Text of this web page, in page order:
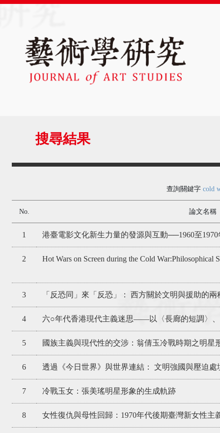
搜尋結果
查詢關鍵字 cold
No. 論文名稱
1 港臺電影文化新生力量的發源與互動──1960至1970
2 Hot Wars on Screen during the Cold War:Philosophical
3 「反恐同」來「反恐」： 西方關於文明與援助的兩
4 六○年代香港現代主義迷思——以〈長廊的短調〉
5 國族主義與現代性的交涉：翁倩玉冷戰時期之明星
6 透過《今日世界》與世界連結： 文明強國與壓迫處
7 冷戰玉女：張美瑤明星形象的生成軌跡
8 女性復仇與母性回歸：1970年代後期臺灣新女性主